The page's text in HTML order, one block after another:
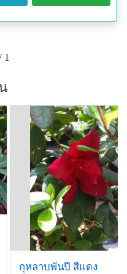
1
กุหลาบพันปี สีแดง